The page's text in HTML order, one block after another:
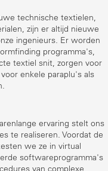
technische textielen,
zijn er altijd nieuwe
ingenieurs. Er worden
programma's,
textiel snit, zorgen voor
enkele paraplu's als
ervaring stelt ons
te realiseren. Voordat de
we ze in virtual
softwareprogramma's
van complexe